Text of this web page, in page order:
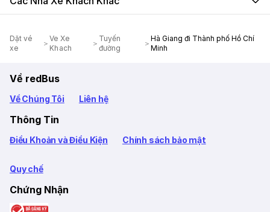
Dặt vé
xe
Ve Xe
Khach
Tuyến
đường
Hà Giang đi Thành phố Hồ Chí
Minh
Về redBus
Về Chúng Tôi Liên hệ
Thông Tin
Điều Khoản và Điều Kiện Chính sách bảo mật
Quy chế
Chứng Nhận